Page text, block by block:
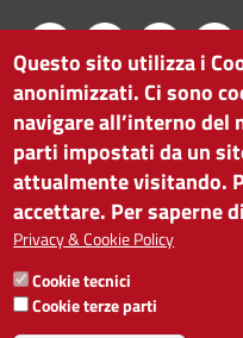
CAMERA DI
via Alto Adige 60 | I-
tel. 0471 945 511 |
Partita IVA:
ISTITUTO PER LA
SVILUPPO ECONOMICO
Partita IVA:
Questo sito utilizza i
anonimizzati. Ci sono
navigare all’interno
parti impostati da un
attualmente visitando.
accettare. Per saperne
Privacy & Cookie Policy
Cookie tecnici
Cookie terze parti